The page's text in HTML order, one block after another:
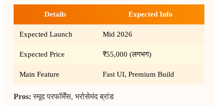
Details Expected Info
Expected Launch Mid 2026
Expected Price ₹55,000 (लगभग)
Main Feature Fast UI, Premium Build
Pros: स्मूद परफॉर्मेंस, भरोसेमंद ब्रांड